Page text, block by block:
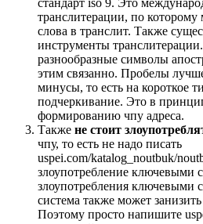
транслитерации, по
слова в транслит. Также
инструменты
разнообразные символы
этим связанно. Пробелы
минусы, то есть на короткое
подчеркивание. Это в
формированию чпу адреса.
Также не стоит
чпу, то есть не надо писать
uspei.com/katalog_noutbuk/
злоупотребление ключевыми
злоупотребления ключевыми
система также может
Поэтому просто напишите